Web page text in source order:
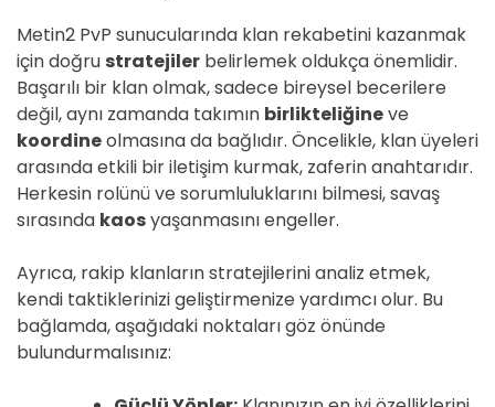
Metin2 PvP sunucularında klan rekabetini kazanmak
için doğru stratejiler belirlemek oldukça önemlidir.
Başarılı bir klan olmak, sadece bireysel becerilere
değil, aynı zamanda takımın birlikteliğineve
koordineolmasına da bağlıdır. Öncelikle, klan üyeleri
arasında etkili bir iletişim kurmak, zaferin anahtarıdır.
Herkesin rolünü ve sorumluluklarını bilmesi, savaş
sırasında kaosyaşanmasını engeller.
Ayrıca, rakip klanların stratejilerini analiz etmek,
kendi taktiklerinizi geliştirmenize yardımcı olur. Bu
bağlamda, aşağıdaki noktaları göz önünde
bulundurmalısınız: